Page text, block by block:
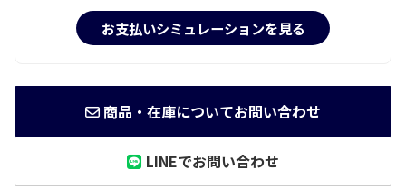
お支払いシミュレーションを見る
商品・在庫についてお問い合わせ
LINEでお問い合わせ